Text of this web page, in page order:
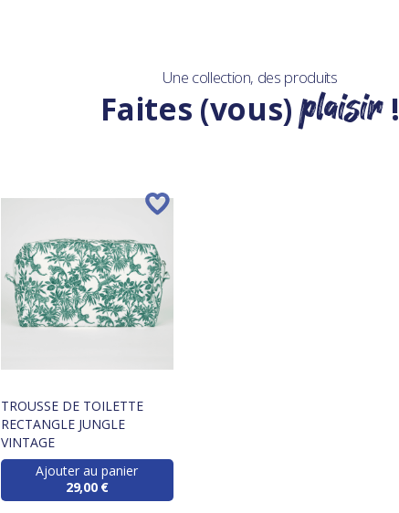
Une collection, des produits
Faites (vous)plaisir!
TROUSSE DE TOILETTE
RECTANGLE JUNGLE
VINTAGE
Ajouter au panier
29,00 €